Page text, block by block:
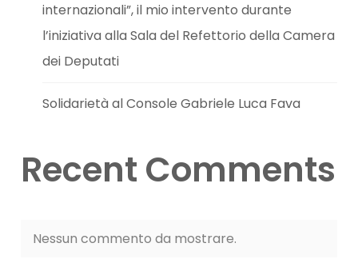
internazionali”, il mio intervento durante
l’iniziativa alla Sala del Refettorio della Camera
dei Deputati
Solidarietà al Console Gabriele Luca Fava
Recent Comments
Nessun commento da mostrare.